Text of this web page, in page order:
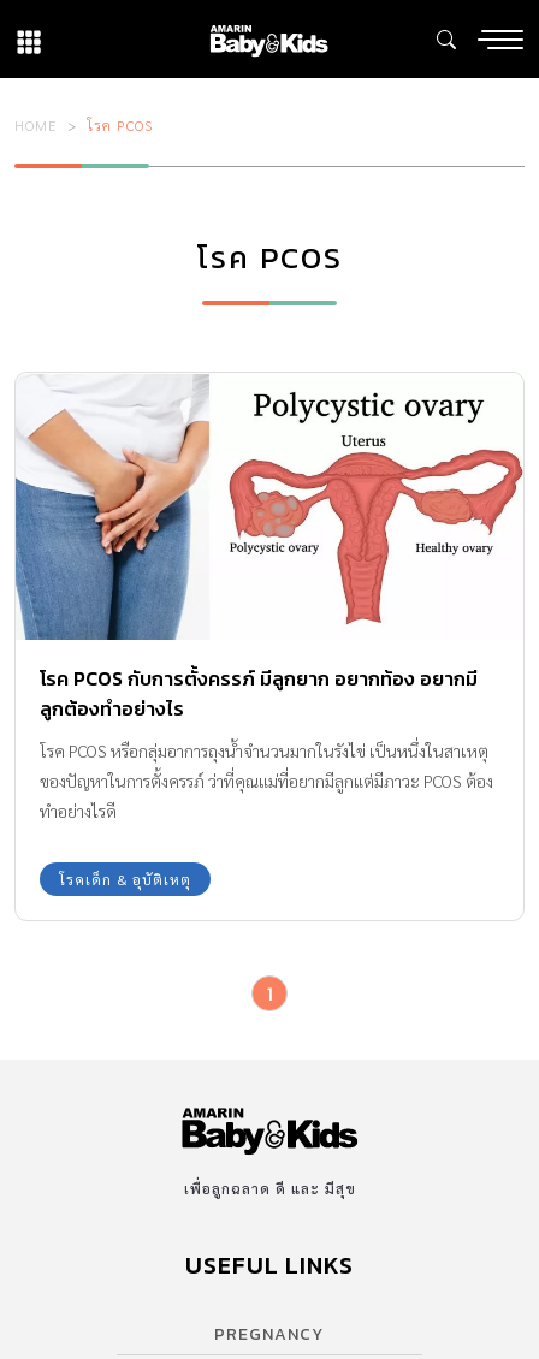
HOME โรค PCOS
โรค PCOS
โรค PCOS กับการตั้งครรภ์ มีลูกยาก อยากท้อง อยากมี
ลูกต้องทำอย่างไร
โรค PCOS หรือกลุ่มอาการถุงน้ำจำนวนมากในรังไข่ เป็นหนึ่งในสาเหตุ
ของปัญหาในการตั้งครรภ์ ว่าที่คุณแม่ที่อยากมีลูกแต่มีภาวะ PCOS ต้อง
ทำอย่างไรดี
โรคเด็ก & อุบัติเหตุ
1
เพื่อลูกฉลาด ดี และ มีสุข
USEFUL LINKS
PREGNANCY